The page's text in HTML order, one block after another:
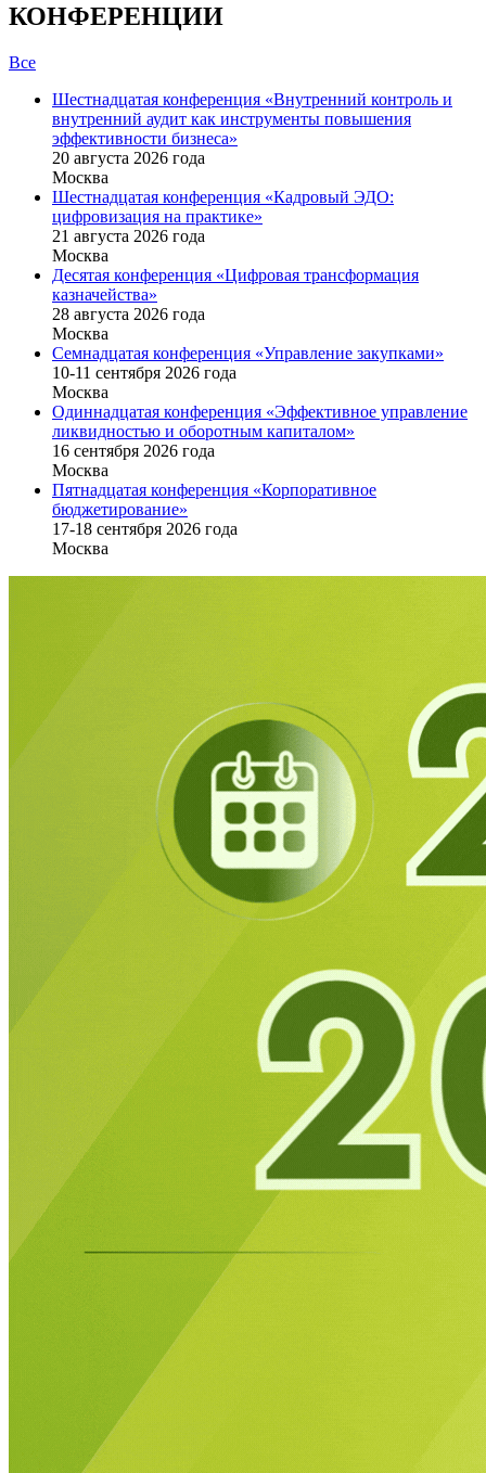
КОНФЕРЕНЦИИ
Все
Шестнадцатая конференция «Внутренний контроль и
внутренний аудит как инструменты повышения
эффективности бизнеса»
20 августа 2026 года
Москва
Шестнадцатая конференция «Кадровый ЭДО:
цифровизация на практике»
21 августа 2026 года
Москва
Десятая конференция «Цифровая трансформация
казначейства»
28 августа 2026 года
Москва
Семнадцатая конференция «Управление закупками»
10-11 сентября 2026 года
Москва
Одиннадцатая конференция «Эффективное управление
ликвидностью и оборотным капиталом»
16 cентября 2026 года
Москва
Пятнадцатая конференция «Корпоративное
бюджетирование»
17-18 сентября 2026 года
Москва